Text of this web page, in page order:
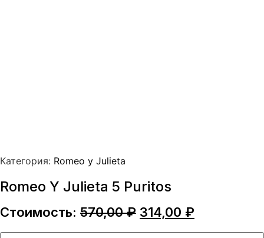
Категория: Romeo y Julieta
Romeo Y Julieta 5 Puritos
Стоимость: 570,00₽ Первоначальная
314,00 ₽